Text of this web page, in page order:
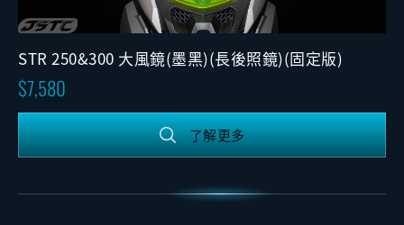
STR 250&300 大風鏡(墨黑)(長後照鏡)(固定版)
7,580
了解更多